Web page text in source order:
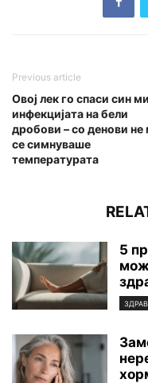
Previous article
Овој лек го спаси син
инфекцијата на бели
дробови – со денови не
се симнуваше
температурата
5